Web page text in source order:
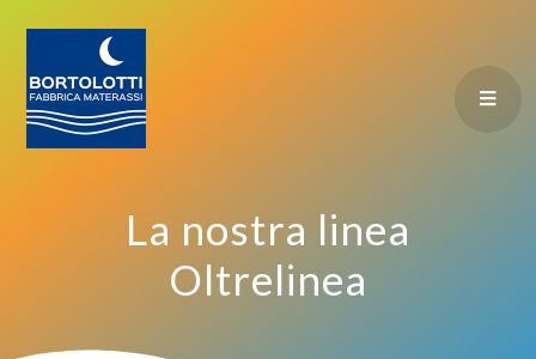
La nostra linea
Oltrelinea